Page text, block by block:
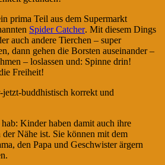
prima Teil aus dem Supermarkt
Spider Catcher. Mit diesem Dings
auch andere Tierchen – super
dann gehen die Borsten auseinander –
– loslassen und: Spinne drin!
Freiheit!
buddhistisch korrekt und
Kinder haben damit auch ihre
Nähe ist. Sie können mit dem
den Papa und Geschwister ärgern